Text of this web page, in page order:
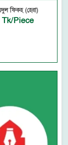
ফিকহ (হেরা)
Piece